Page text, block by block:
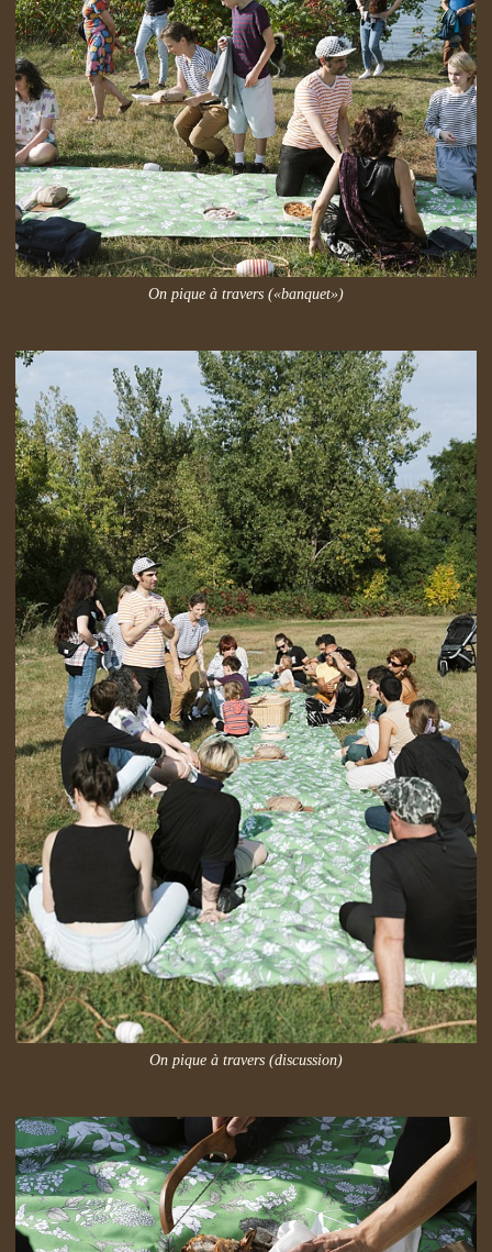
On pique à travers («banquet»)
On pique à travers (discussion)